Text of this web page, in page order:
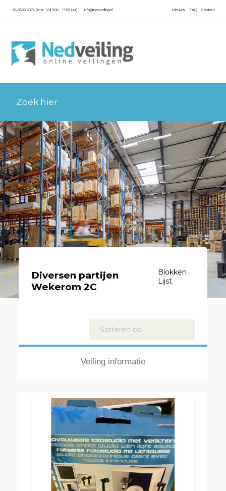
06 8390 6076 (Ma - Vrij 9.00 - 17.00 uur) info@nedveiling.nl Contact
FAQ
Nieuws
Diversen partijen
Wekerom 2C
Blokken
Lijst
Kavels
Veiling informatie
Sorteren op